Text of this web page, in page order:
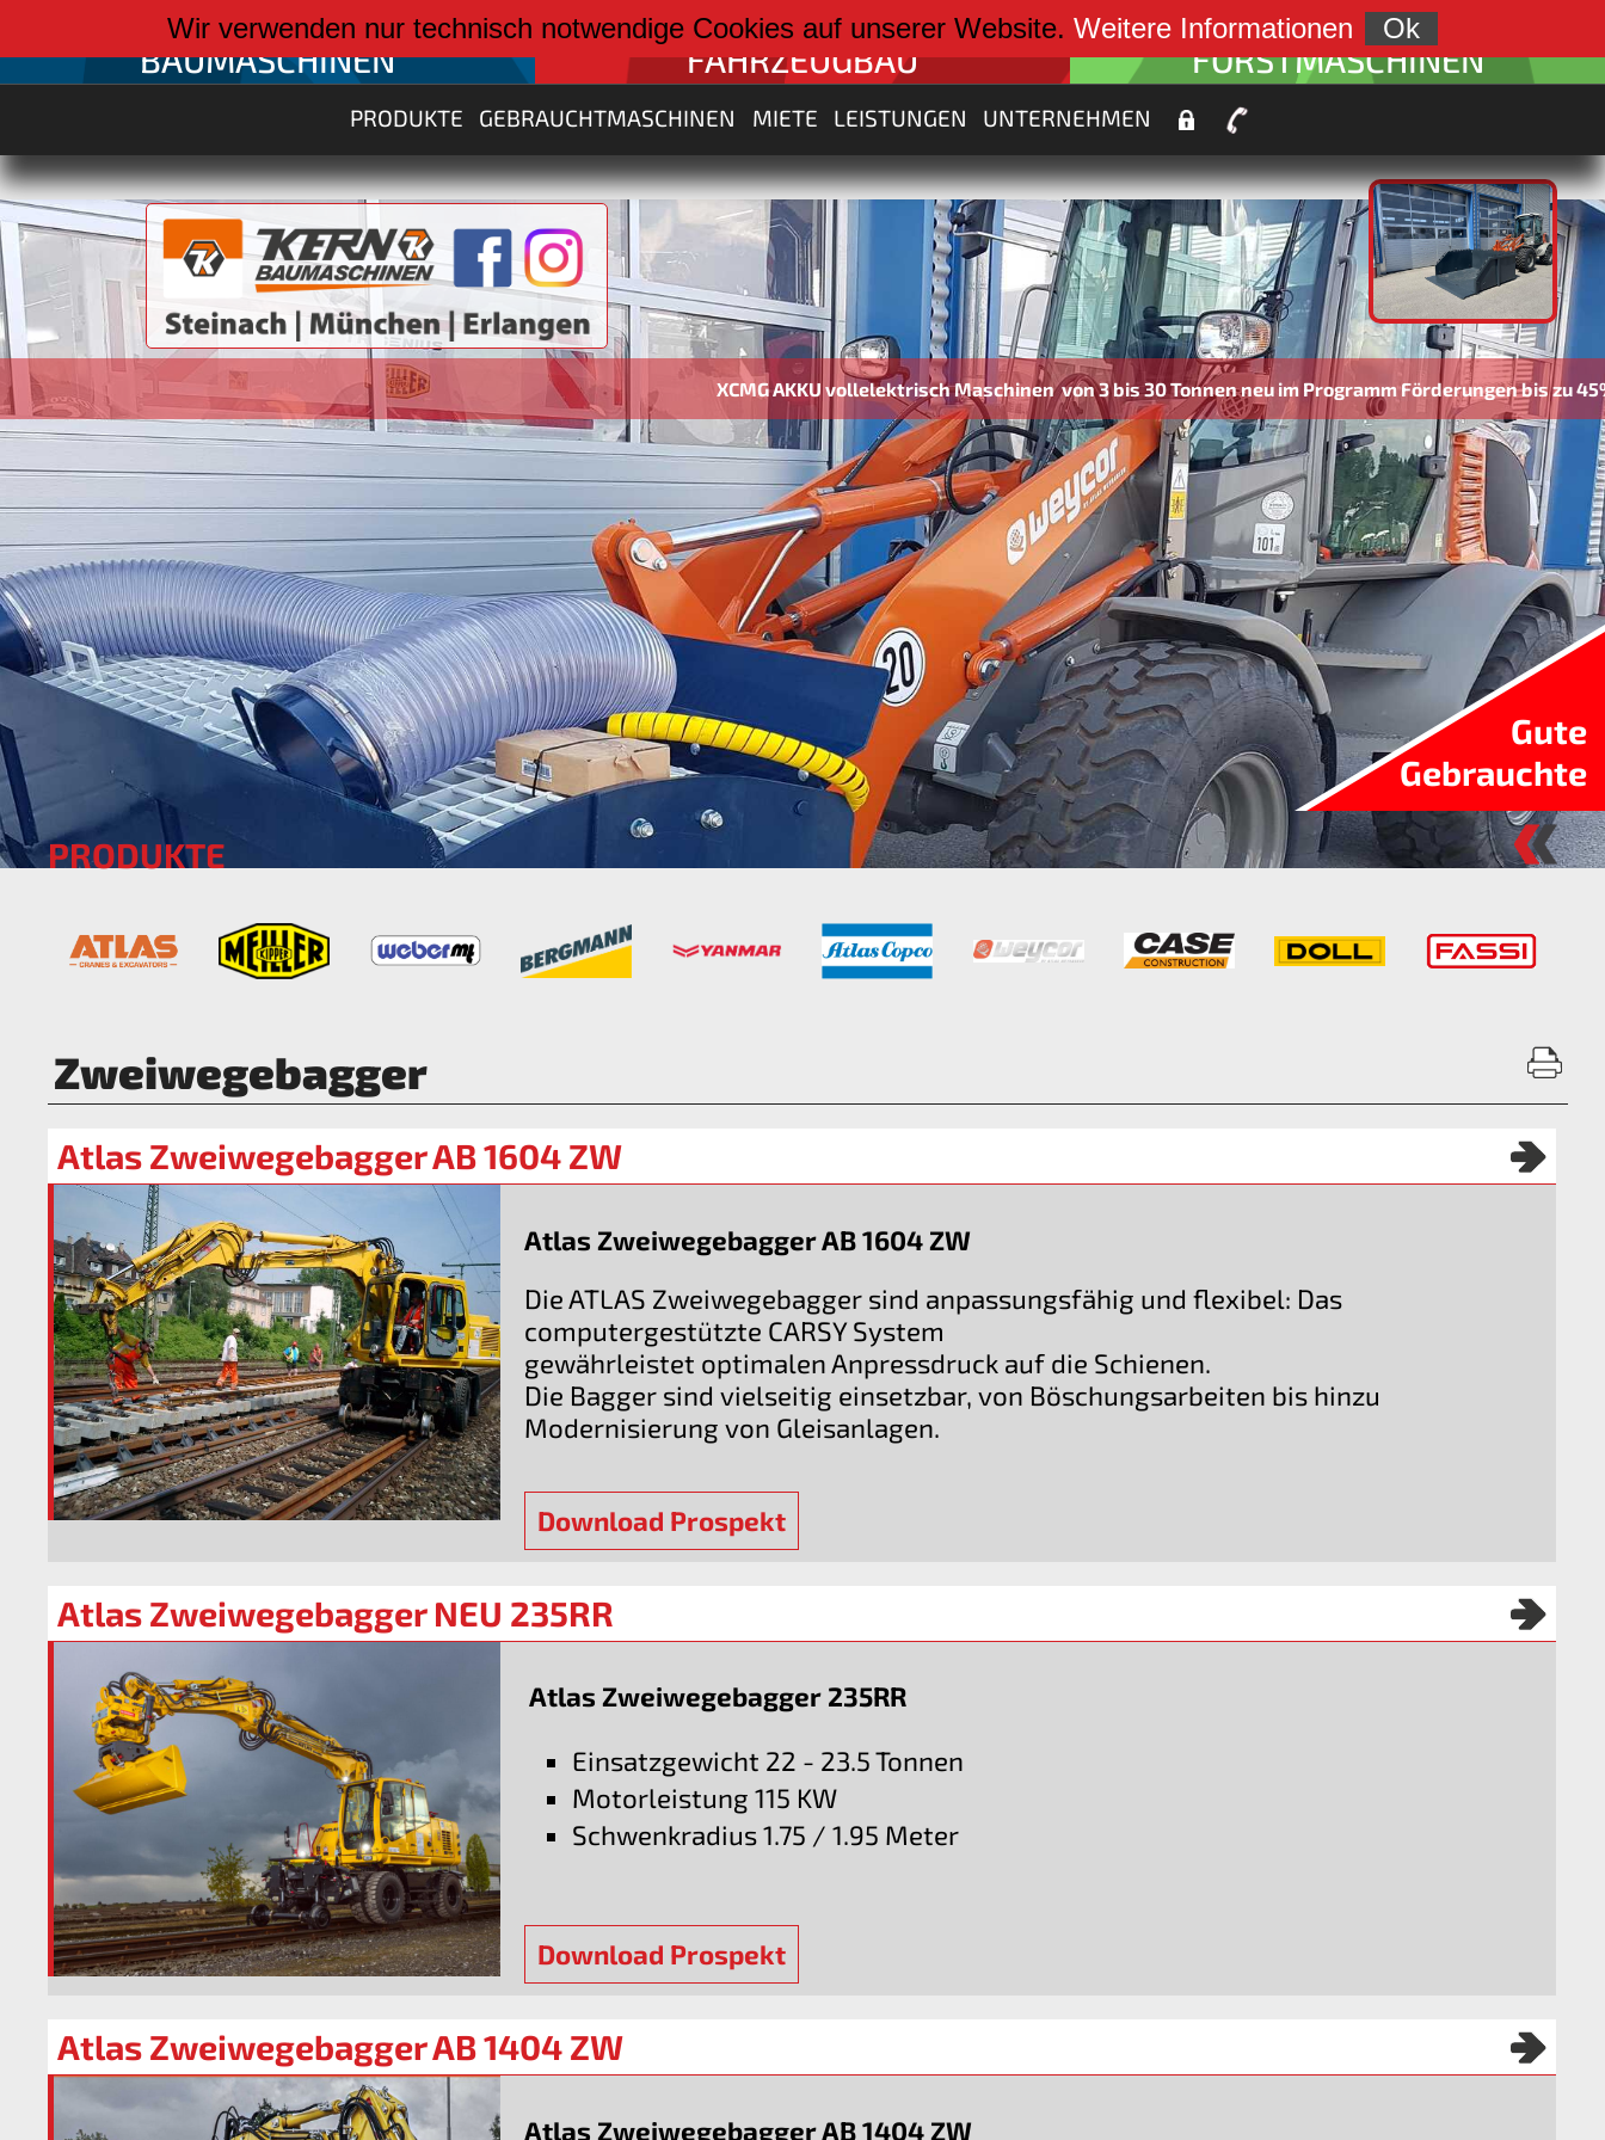
XCMG AKKU vollelektrisch Maschinen von 3 bis 30 Tonnen neu im Programm Förderungen bis zu 45%
weiter zu:
BAUMASCHINEN
weiter zu:
FAHRZEUGBAU
weiter zu:
FORSTMASCHINEN
PRODUKTE GEBRAUCHTMASCHINEN MIETE LEISTUNGEN UNTERNEHMEN
Gute
Gebrauchte
PRODUKTE
Zweiwegebagger
Atlas Zweiwegebagger AB 1604 ZW
Atlas Zweiwegebagger AB 1604 ZW
Die ATLAS Zweiwegebagger sind anpassungsfähig und flexibel: Das
computergestützte CARSY System
gewährleistet optimalen Anpressdruck auf die Schienen.
Die Bagger sind vielseitig einsetzbar, von Böschungsarbeiten bis hinzu
Modernisierung von Gleisanlagen.
Download Prospekt
Atlas Zweiwegebagger NEU 235RR
Atlas Zweiwegebagger 235RR
Einsatzgewicht 22 - 23.5 Tonnen
Motorleistung 115 KW
Schwenkradius 1.75 / 1.95 Meter
Download Prospekt
Atlas Zweiwegebagger AB 1404 ZW
Atlas Zweiwegebagger AB 1404 ZW
Wir verwenden nur technisch notwendige Cookies auf unserer Website. Weitere Informationen Ok